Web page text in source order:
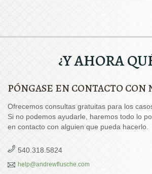
¿Y AHORA
PÓNGASE EN CONTACTO CON
Ofrecemos consultas gratuitas para los
Si no podemos ayudarle, haremos todo lo
en contacto con alguien que pueda hacerlo.
540.318.5824
help@andrewflusche.com